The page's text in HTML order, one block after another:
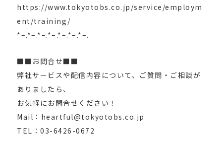
https://www.tokyotobs.co.jp/service/employm
ent/training/
*–.*–.*–.*–.*–.*–.*–.
■■お問合せ■■
弊社サービスや配信内容について、ご質問・ご相談が
ありましたら、
お気軽にお問合せください！
Mail：heartful@tokyotobs.co.jp
TEL：03-6426-0672